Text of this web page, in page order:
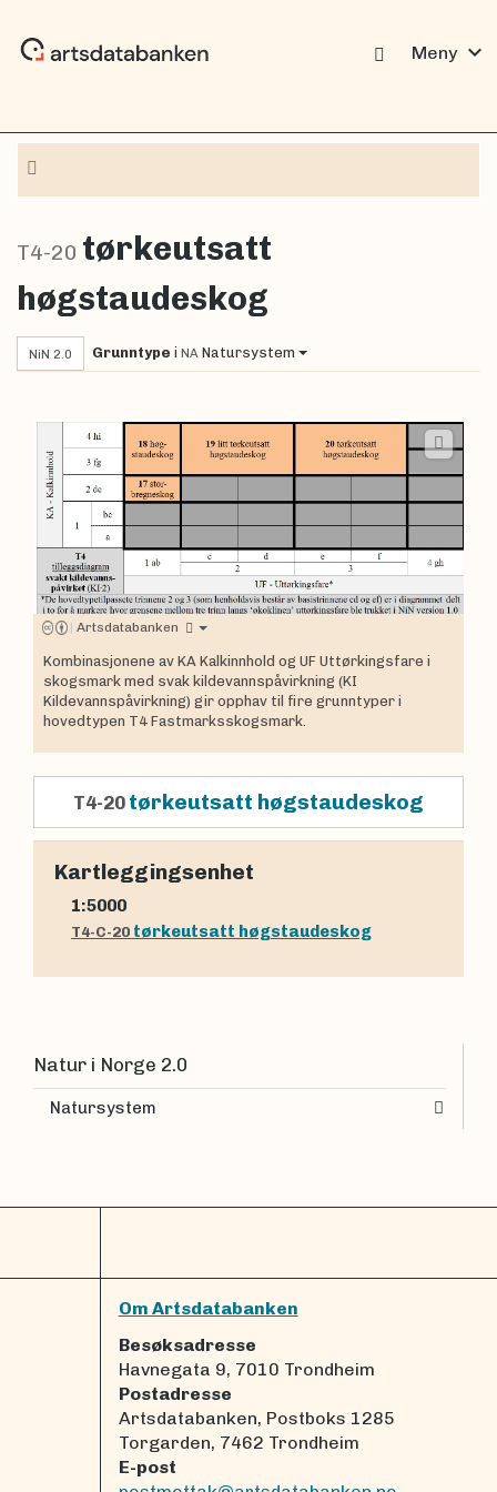
Meny expand_more
T4-20 tørkeutsatt
høgstaudeskog
NiN 2.0 Grunntype i NA Natursystem
| Artsdatabanken
Kombinasjonene av KA Kalkinnhold og UF Uttørkingsfare i
skogsmark med svak kildevannspåvirkning (KI
Kildevannspåvirkning) gir opphav til fire grunntyper i
hovedtypen T4 Fastmarksskogsmark.
T4-20 tørkeutsatt høgstaudeskog
Kartleggingsenhet
1:5000
T4-C-20 tørkeutsatt høgstaudeskog
Natur i Norge 2.0
Natursystem
Om Artsdatabanken
Besøksadresse
Havnegata 9, 7010 Trondheim
Postadresse
Artsdatabanken, Postboks 1285
Torgarden, 7462 Trondheim
E-post